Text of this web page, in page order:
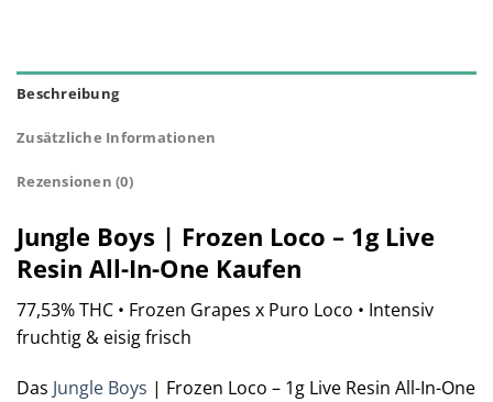
Beschreibung
Zusätzliche Informationen
Rezensionen (0)
Jungle Boys | Frozen Loco – 1g Live
Resin All-In-One Kaufen
77,53% THC • Frozen Grapes x Puro Loco • Intensiv
fruchtig & eisig frisch
Das Jungle Boys | Frozen Loco – 1g Live Resin All-In-One